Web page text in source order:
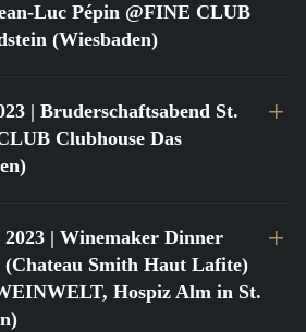
Luc Pépin @FINE CLUB
(Wiesbaden)
| Bruderschaftsabend St.
Clubhouse Das
| Winemaker Dinner
Smith Haut Lafite)
Hospiz Alm in St.